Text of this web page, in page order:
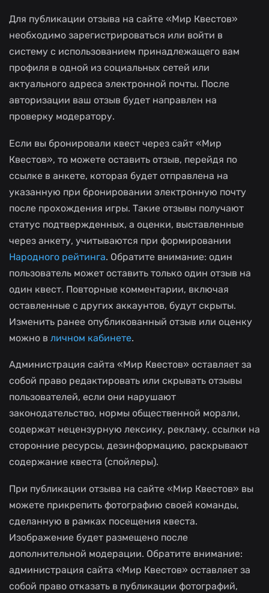
Для публикации отзыва на сайте «Мир Квестов»
необходимо зарегистрироваться или войти в
систему с использованием принадлежащего вам
профиля в одной из социальных сетей или
актуального адреса электронной почты. После
авторизации ваш отзыв будет направлен на
проверку модератору.
Если вы бронировали квест через сайт «Мир
Квестов», то можете оставить отзыв, перейдя по
ссылке в анкете, которая будет отправлена на
указанную при бронировании электронную почту
после прохождения игры. Такие отзывы получают
статус подтвержденных, а оценки, выставленные
через анкету, учитываются при формировании
Народного рейтинга. Обратите внимание: один
пользователь может оставить только один отзыв на
один квест. Повторные комментарии, включая
оставленные с других аккаунтов, будут скрыты.
Изменить ранее опубликованный отзыв или оценку
можно в личном кабинете.
Администрация сайта «Мир Квестов» оставляет за
собой право редактировать или скрывать отзывы
пользователей, если они нарушают
законодательство, нормы общественной морали,
содержат нецензурную лексику, рекламу, ссылки на
сторонние ресурсы, дезинформацию, раскрывают
содержание квеста (спойлеры).
При публикации отзыва на сайте «Мир Квестов» вы
можете прикрепить фотографию своей команды,
сделанную в рамках посещения квеста.
Изображение будет размещено после
дополнительной модерации. Обратите внимание:
администрация сайта «Мир Квестов» оставляет за
собой право отказать в публикации фотографий,